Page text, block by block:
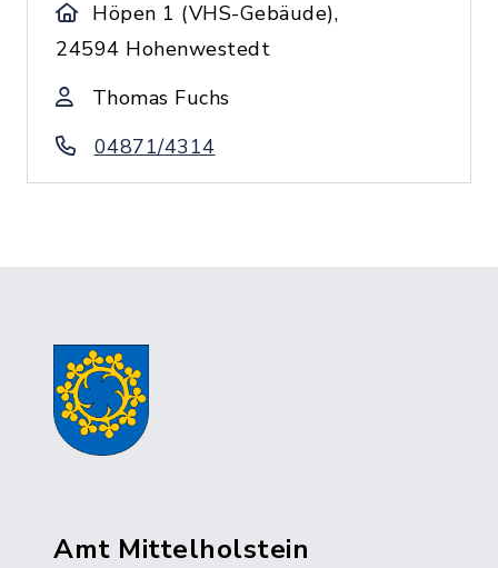
Höpen 1 (VHS-Gebäude),
24594 Hohenwestedt
Thomas Fuchs
04871/4314
Amt Mittelholstein